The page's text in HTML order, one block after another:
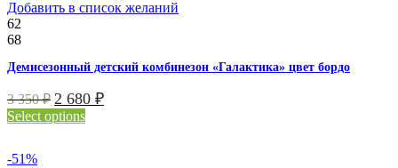
Добавить в список желаний
62
68
Демисезонный детский комбинезон «Галактика» цвет бордо
3 350₽ 2 680 ₽
Select options
-51%